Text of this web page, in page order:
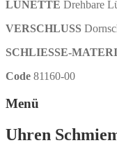
LÜNETTE Drehbare
VERSCHLUSS
SCHLIESSE-
Code 81160-00
Menü
Uhren